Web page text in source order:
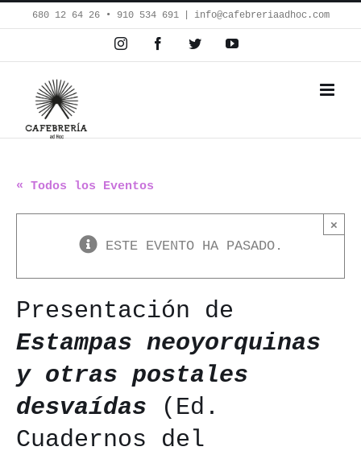
Saltar
al
contenido
680 12 64 26‬ • 910 534 691 info@cafebreriaadhoc.com
InstagramFacebookTwitterYouTube
« Todos los Eventos
×
ESTE EVENTO HA PASADO.
Presentación de
Estampas neoyorquinas
y otras postales
desvaídas (Ed.
Cuadernos del